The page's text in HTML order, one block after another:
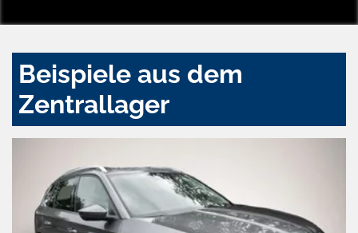
Beispiele aus dem
Zentrallager